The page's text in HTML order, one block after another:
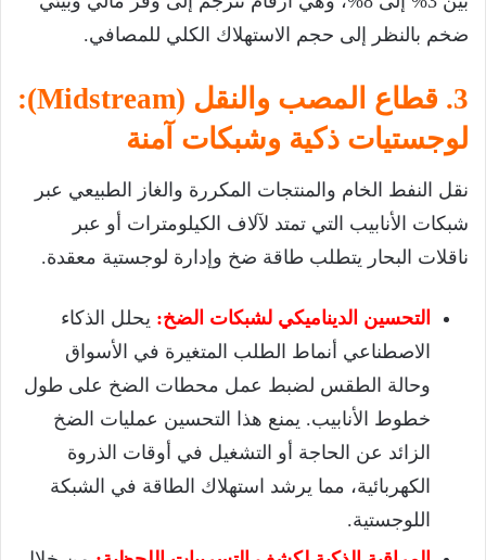
ضخم بالنظر إلى حجم الاستهلاك الكلي للمصافي.
3. قطاع المصب والنقل (Midstream):
لوجستيات ذكية وشبكات آمنة
نقل النفط الخام والمنتجات المكررة والغاز الطبيعي عبر
شبكات الأنابيب التي تمتد لآلاف الكيلومترات أو عبر
ناقلات البحار يتطلب طاقة ضخ وإدارة لوجستية معقدة.
التحسين الديناميكي لشبكات الضخ: يحلل الذكاء
الاصطناعي أنماط الطلب المتغيرة في الأسواق
وحالة الطقس لضبط عمل محطات الضخ على طول
خطوط الأنابيب. يمنع هذا التحسين عمليات الضخ
الزائد عن الحاجة أو التشغيل في أوقات الذروة
الكهربائية، مما يرشد استهلاك الطاقة في الشبكة
اللوجستية.